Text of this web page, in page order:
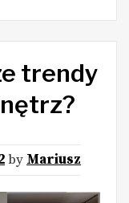
trendy
by Mariusz